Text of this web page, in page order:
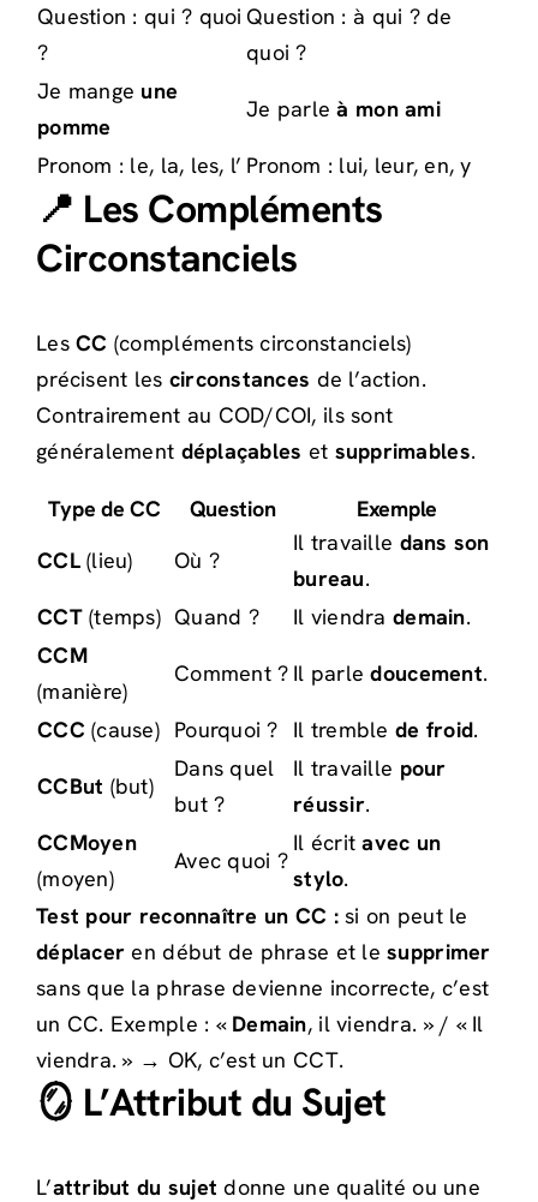
Question : qui ? quoi
?
Question : à qui ? de
quoi ?
Je mange une
pomme
Je parleà mon ami
Pronom : le, la, les, l’ Pronom : lui, leur, en, y
📍 Les Compléments
Circonstanciels
LesCC (compléments circonstanciels)
précisent les circonstances de l’action.
Contrairement au COD/COI, ils sont
généralement déplaçables et supprimables.
Type de CC Question
Exemple
CCL(lieu) Où ?
Il travaille dans son
bureau.
CCT(temps) Quand ? Il viendra demain.
CCM
(manière)
Comment ? Il parledoucement.
CCC (cause) Pourquoi ? Il tremble de froid.
CCBut (but)
Dans quel
but ?
Il travaille pour
réussir.
CCMoyen
(moyen)
Avec quoi ?
Il écritavec un
stylo.
Test pour reconnaître un CC :si on peut le
déplacer en début de phrase et lesupprimer
sans que la phrase devienne incorrecte, c’est
un CC. Exemple : « Demain, il viendra. » / « Il
viendra. » → OK, c’est un CCT.
🪞 L’Attribut du Sujet
L’attribut du sujet donne une qualité ou une